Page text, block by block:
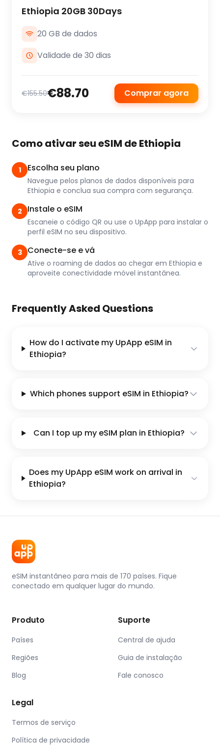
Ethiopia 20GB 30Days
20 GB de dados
Validade de 30 dias
€155.50€88.70 Comprar agora
Como ativar seu eSIM de Ethiopia
1 Escolha seu plano
Navegue pelos planos de dados disponíveis para
Ethiopia e conclua sua compra com segurança.
2 Instale o eSIM
Escaneie o código QR ou use o UpApp para instalar o
perfil eSIM no seu dispositivo.
3 Conecte-se e vá
Ative o roaming de dados ao chegar em Ethiopia e
aproveite conectividade móvel instantânea.
Frequently Asked Questions
How do I activate my UpApp eSIM in
Ethiopia?
Which phones support eSIM in Ethiopia?
Can I top up my eSIM plan in Ethiopia?
Does my UpApp eSIM work on arrival in
Ethiopia?
eSIM instantâneo para mais de 170 países. Fique
conectado em qualquer lugar do mundo.
Produto
Países
Regiões
Blog
Suporte
Central de ajuda
Guia de instalação
Fale conosco
Legal
Termos de serviço
Política de privacidade